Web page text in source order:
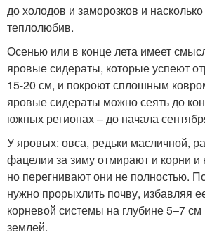
до холодов и заморозков и
теплолюбив.
Осенью или в конце лета имеет
яровые сидераты, которые успеют
15-20 см, и покроют сплошным
яровые сидераты можно сеять до
южных регионах – до начала
У яровых: овса, редьки масличной,
фацелии за зиму отмирают и корни и
но перегнивают они не полностью.
нужно прорыхлить почву, избавляя
корневой системы на глубине 5–7
землей.